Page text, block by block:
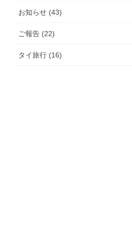
お知らせ (43)
ご報告 (22)
タイ旅行 (16)